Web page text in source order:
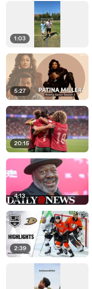
1:03
5:27
20:15
4:13
2:39